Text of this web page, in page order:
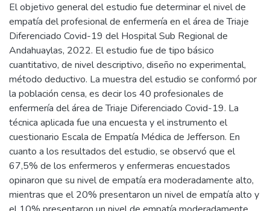
El objetivo general del estudio fue determinar el nivel de
empatía del profesional de enfermería en el área de Triaje
Diferenciado Covid-19 del Hospital Sub Regional de
Andahuaylas, 2022. El estudio fue de tipo básico
cuantitativo, de nivel descriptivo, diseño no experimental,
método deductivo. La muestra del estudio se conformó por
la población censa, es decir los 40 profesionales de
enfermería del área de Triaje Diferenciado Covid-19. La
técnica aplicada fue una encuesta y el instrumento el
cuestionario Escala de Empatía Médica de Jefferson. En
cuanto a los resultados del estudio, se observó que el
67,5% de los enfermeros y enfermeras encuestados
opinaron que su nivel de empatía era moderadamente alto,
mientras que el 20% presentaron un nivel de empatía alto y